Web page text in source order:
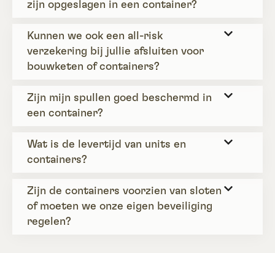
zijn opgeslagen in een container?
Kunnen we ook een all-risk
verzekering bij jullie afsluiten voor
bouwketen of containers?
Zijn mijn spullen goed beschermd in
een container?
Wat is de levertijd van units en
containers?
Zijn de containers voorzien van sloten
of moeten we onze eigen beveiliging
regelen?